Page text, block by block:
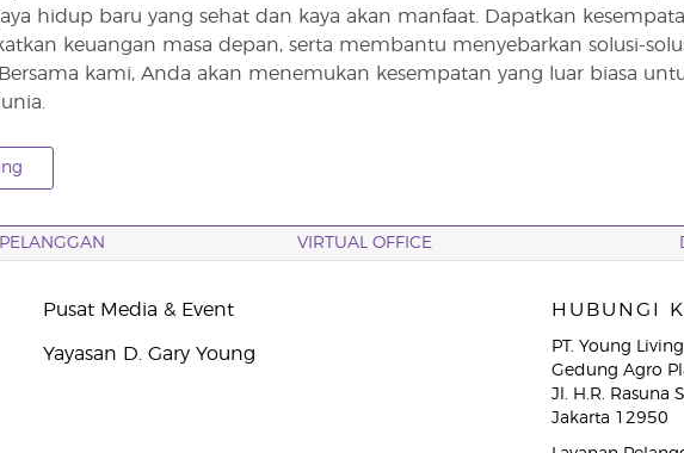
hidup baru yang sehat dan kaya akan manfaat. Dapatkan
keuangan masa depan, serta membantu menyebarkan solusi-
kami, Anda akan menemukan kesempatan yang luar biasa
VIRTUAL OFFICE
Pusat Media & Event
Yayasan D. Gary Young
HUBUNGI
PT. Young
Gedung Agro
Jl. H.R. Rasuna
Jakarta 12950